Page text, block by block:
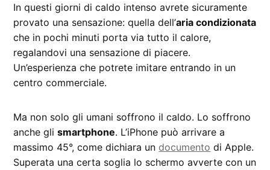
In questi giorni di caldo intenso avrete sicuramente
provato una sensazione: quella dell’aria condizionata
che in pochi minuti porta via tutto il calore,
regalandovi una sensazione di piacere.
Un’esperienza che potrete imitare entrando in un
centro commerciale.
Ma non solo gli umani soffrono il caldo. Lo soffrono
anche glismartphone. L’iPhone può arrivare a
massimo 45°, come dichiara un documento di Apple.
Superata una certa soglia lo schermo avverte con un